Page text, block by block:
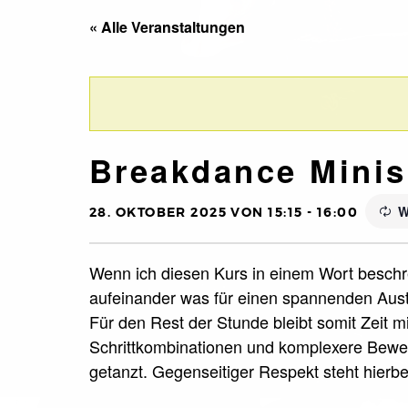
« Alle Veranstaltungen
Breakdance
28. OKTOBER 2025 VON 15:15 - 16:00
Wenn ich diesen Kurs in einem Wort
aufeinander was für einen spannenden
Für den Rest der Stunde bleibt somit Zeit
Schrittkombinationen und komplexere
getanzt. Gegenseitiger Respekt steht